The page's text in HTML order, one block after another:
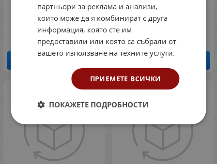
41.00 € / 80.19 лв. 58.29
партньори за реклама и анализи,
които може да я комбинират с друга
информация, която сте им
предоставили или която са събрали от
вашето използване на техните услуги.
ПРИЕМЕТЕ ВСИЧКИ
ПОКАЖЕТЕ ПОДРОБНОСТИ